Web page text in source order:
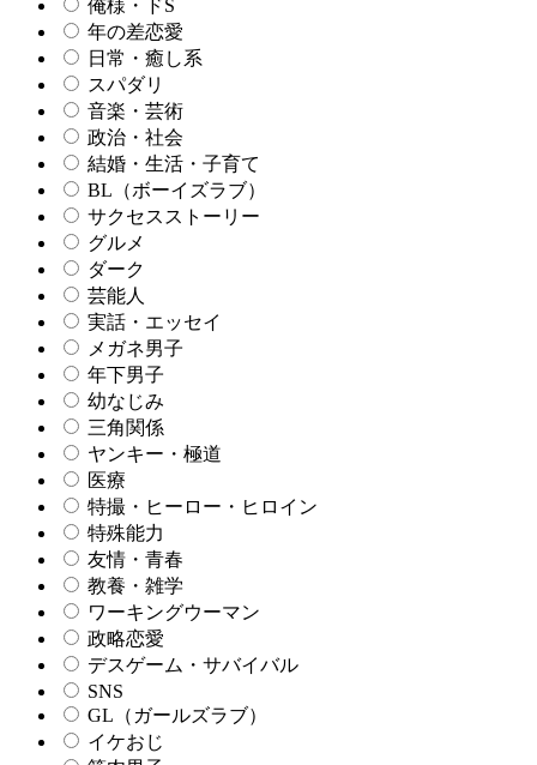
俺様・ドS
年の差恋愛
日常・癒し系
スパダリ
音楽・芸術
政治・社会
結婚・生活・子育て
BL（ボーイズラブ）
サクセスストーリー
グルメ
ダーク
芸能人
実話・エッセイ
メガネ男子
年下男子
幼なじみ
三角関係
ヤンキー・極道
医療
特撮・ヒーロー・ヒロイン
特殊能力
友情・青春
教養・雑学
ワーキングウーマン
政略恋愛
デスゲーム・サバイバル
SNS
GL（ガールズラブ）
イケおじ